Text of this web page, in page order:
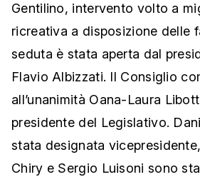
Gentilino, intervento volto a
ricreativa a disposizione delle
seduta è stata aperta dal
Flavio Albizzati. Il Consiglio
all’unanimità Oana-Laura
presidente del Legislativo.
stata designata
Chiry e Sergio Luisoni sono